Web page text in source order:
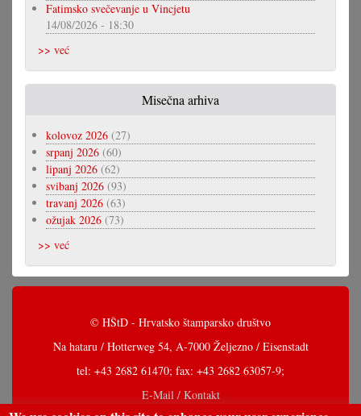
Fatimsko svečevanje u Vincjetu
14/08/2026 - 18:30
>> već
Misečna arhiva
kolovoz 2026 (27)
srpanj 2026 (60)
lipanj 2026 (62)
svibanj 2026 (93)
travanj 2026 (63)
ožujak 2026 (73)
>> već
© HŠtD - Hrvatsko štamparsko društvo
Na hataru / Hotterweg 54, A-7000 Željezno / Eisenstadt
tel: +43 2682 61470; fax: +43 2682 63057-9;
E-Mail / Kontakt